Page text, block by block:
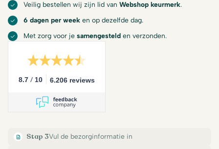
Veilig bestellen wij zijn lid van Webshop keurmerk.
6 dagen per week en op dezelfde dag.
Met zorg voor je samengesteld en verzonden.
8.7 / 10 6.206 reviews
Stap 3Vul de bezorginformatie in